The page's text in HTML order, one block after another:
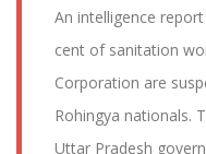
An intelligence
cent of sanitation
Corporation are
Rohingya nationals.
Uttar Pradesh